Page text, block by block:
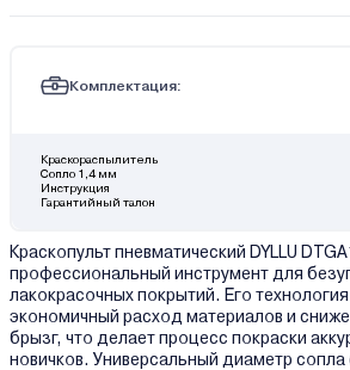
Комплектация:
Краскораспылитель
Сопло 1,4 мм
Инструкция
Гарантийный талон
Краскопульт пневматический DYLLU
профессиональный инструмент для
лакокрасочных покрытий. Его технология
экономичный расход материалов и
брызг, что делает процесс покраски
новичков. Универсальный диаметр